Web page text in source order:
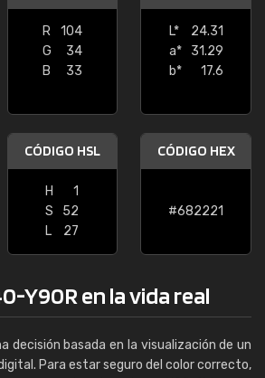
R
104
G
34
B
33
L*
24.31
a*
31.29
b*
17.6
CÓDIGO HSL
H
1
S
52
L
27
CÓDIGO HEX
#682221
Y90R en la vida real
decisión basada en la visualización de un
Para estar seguro del color correcto,